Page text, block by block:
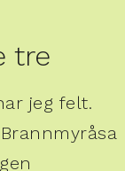
tre
jeg felt.